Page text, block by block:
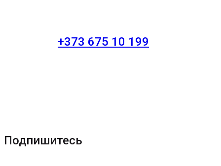
+373 675 10 199
Подпишитесь